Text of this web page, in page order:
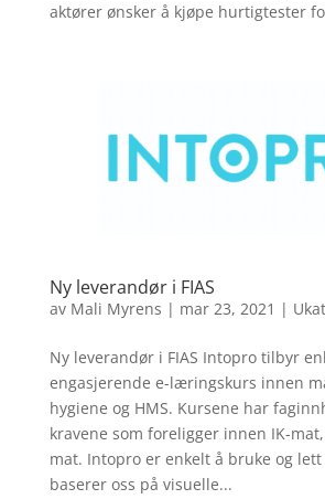
aktører ønsker å kjøpe hurtigtester
Ny leverandør i FIAS
av Mali Myrens | mar 23, 2021 |
Ny leverandør i FIAS Intopro tilbyr
engasjerende e-læringskurs innen
hygiene og HMS. Kursene har
kravene som foreligger innen IK-mat,
mat. Intopro er enkelt å bruke og lett
baserer oss på visuelle...